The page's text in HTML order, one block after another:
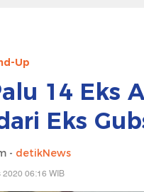
Up
14 Eks
Eks
- detikNews
06:16 WIB